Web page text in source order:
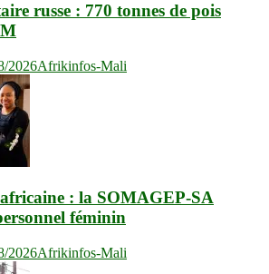
russe : 770 tonnes de pois
2026Afrikinfos-Mali
: la SOMAGEP-SA
féminin
2026Afrikinfos-Mali